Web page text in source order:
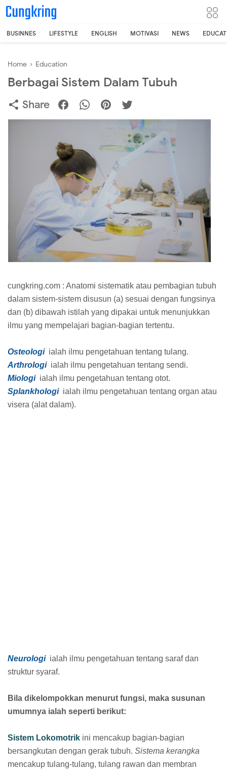
-->
BUSINNES LIFESTYLE ENGLISH MOTIVASI NEWS
Home › Education
Berbagai Sistem Dalam Tubuh
Share
cungkring.com : Anatomi sistematik atau pembagian tubuh
dalam sistem-sistem disusun (a) sesuai dengan fungsinya
dan (b) dibawah istilah yang dipakai untuk menunjukkan
ilmu yang mempelajari bagian-bagian tertentu.
Osteologi ialah ilmu pengetahuan tentang tulang.
Arthrologi ialah ilmu pengetahuan tentang sendi.
Miologi ialah ilmu pengetahuan tentang otot.
Splankhologiialah ilmu pengetahuan tentang organ atau
visera (alat dalam).
Neurologiialah ilmu pengetahuan tentang saraf dan
struktur syaraf.
Bila dikelompokkan menurut fungsi, maka susunan
umumnya ialah seperti berikut:
Sistem Lokomotrik ini mencakup bagian-bagian
bersangkutan dengan gerak tubuh. Sistema kerangka
mencakup tulang-tulang, tulang rawan dan membran